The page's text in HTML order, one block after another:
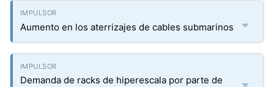
Aumento en los aterrizajes de cables submarinos
Demanda de racks de hiperescala por parte de